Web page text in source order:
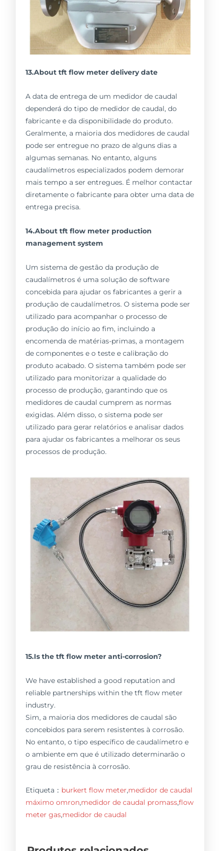
13.About tft flow meter delivery date
A data de entrega de um medidor de caudal
dependerá do tipo de medidor de caudal, do
fabricante e da disponibilidade do produto.
Geralmente, a maioria dos medidores de caudal
pode ser entregue no prazo de alguns dias a
algumas semanas. No entanto, alguns
caudalímetros especializados podem demorar
mais tempo a ser entregues. É melhor contactar
diretamente o fabricante para obter uma data de
entrega precisa.
14.About tft flow meter production
management system
Um sistema de gestão da produção de
caudalímetros é uma solução de software
concebida para ajudar os fabricantes a gerir a
produção de caudalímetros. O sistema pode ser
utilizado para acompanhar o processo de
produção do início ao fim, incluindo a
encomenda de matérias-primas, a montagem
de componentes e o teste e calibração do
produto acabado. O sistema também pode ser
utilizado para monitorizar a qualidade do
processo de produção, garantindo que os
medidores de caudal cumprem as normas
exigidas. Além disso, o sistema pode ser
utilizado para gerar relatórios e analisar dados
para ajudar os fabricantes a melhorar os seus
processos de produção.
15.Is the tft flow meter anti-corrosion?
We have established a good reputation and
reliable partnerships within the tft flow meter
industry.
Sim, a maioria dos medidores de caudal são
concebidos para serem resistentes à corrosão.
No entanto, o tipo específico de caudalímetro e
o ambiente em que é utilizado determinarão o
grau de resistência à corrosão.
Etiqueta： burkert flow meter,medidor de caudal
máximo omron,medidor de caudal promass,flow
meter gas,medidor de caudal